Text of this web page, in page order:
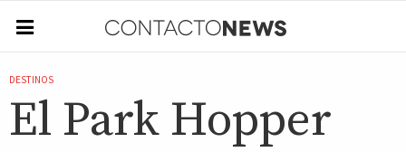
DESTINOS
El Park Hopper